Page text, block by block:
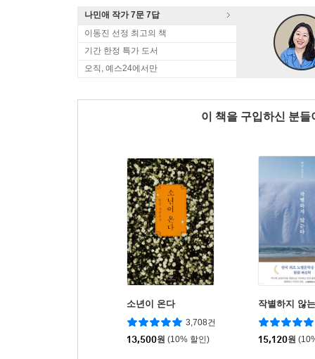
나민애 작가 7문 7답
이동진 선정 최고의 책
기간 한정 특가 도서
오직, 예스24에서만
이 책을 구입하신 분
소년이 온다
3,708건
13,500원 (10% 할인)
작별하지 않
15,120원